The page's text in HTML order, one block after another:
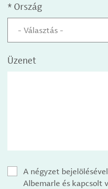
* Ország
- Választás -
Üzenet
A négyzet
Albemarle és kapcsolt